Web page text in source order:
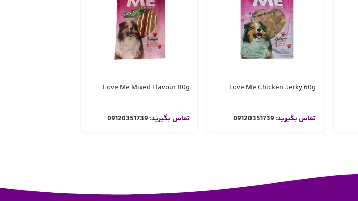
Love Me Chicken Jerky 60g
تماس بگیرید:09120351739
Love Me Mixed Flavour 80g
تماس بگیرید:09120351739